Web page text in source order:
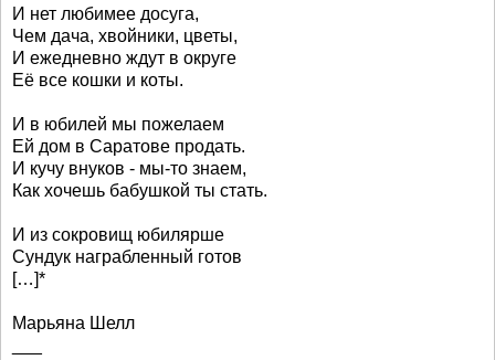
И нет любимее досуга,
Чем дача, хвойники, цветы,
И ежедневно ждут в округе
Её все кошки и коты.
И в юбилей мы пожелаем
Ей дом в Саратове продать.
И кучу внуков - мы-то знаем,
Как хочешь бабушкой ты стать.
И из сокровищ юбилярше
Сундук награбленный готов
[…]*
Марьяна Шелл